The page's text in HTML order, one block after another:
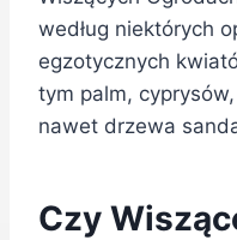
według niektórych
egzotycznych
tym palm,
nawet drzewa
Czy